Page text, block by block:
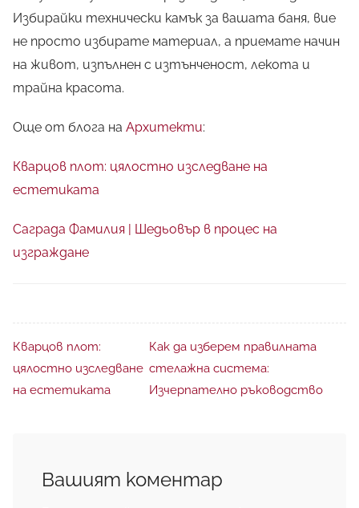
Избирайки технически камък за вашата баня, вие
не просто избирате материал, а приемате начин
на живот, изпълнен с изтънченост, лекота и
трайна красота.
Още от блога на Архитекти:
Кварцов плот: цялостно изследване на
естетиката
Саграда Фамилия | Шедьовър в процес на
изграждане
Кварцов плот:
цялостно изследване
на естетиката
Как да изберем правилната
стелажна система:
Изчерпателно ръководство
Вашият коментар